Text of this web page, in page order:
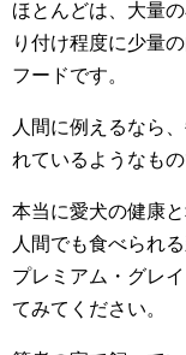
ほとんどは、大量
り付け程度に少量
フードです。
人間に例えるなら
れているようなもの
本当に愛犬の健康
人間でも食べられ
プレミアム・グレ
てみてください。